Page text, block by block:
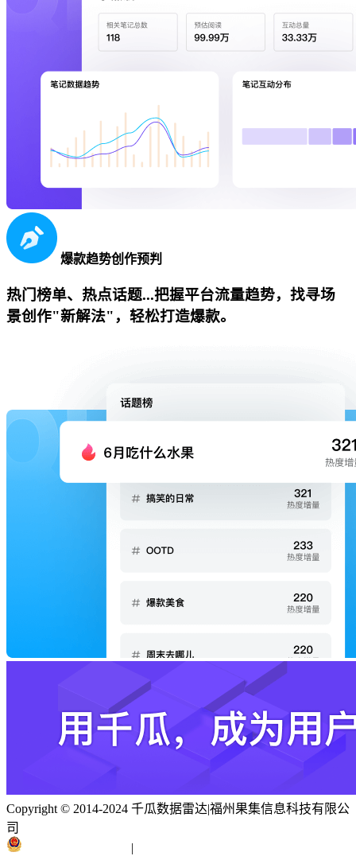
爆款趋势创作预判
热门榜单、热点话题...把握平台流量趋势，找寻场
景创作"新解法"，轻松打造爆款。
Copyright © 2014-2024 千瓜数据雷达|福州果集信息科技有限公
司
|